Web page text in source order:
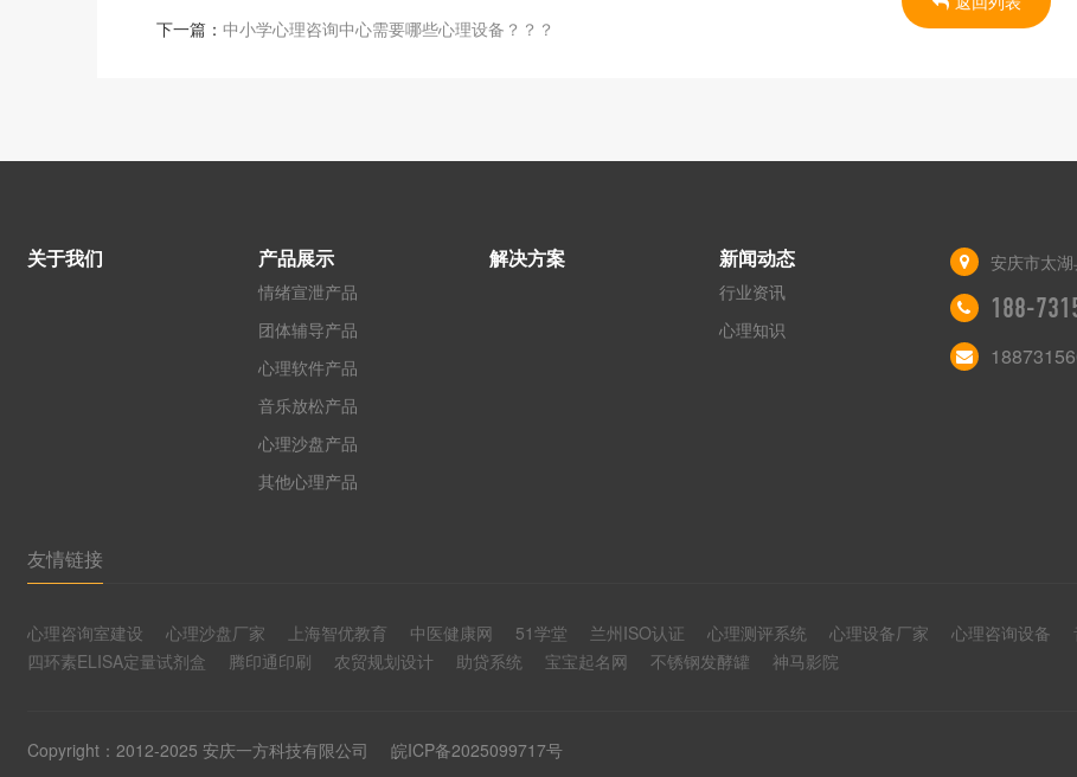
下一篇： 中小学心理咨询中心需要哪些心理设备？？？
关于我们 产品展示
情绪宣泄产品
团体辅导产品
心理软件产品
音乐放松产品
心理沙盘产品
其他心理产品
解决方案 新闻动态
行业资讯
心理知识
安庆市太
188-
友情链接
心理咨询室建设 心理沙盘厂家 上海智优教育 中医健康网 51学堂 兰州ISO认证 心理测评系统 心理设备厂家 心理咨询设备
四环素ELISA定量试剂盒
腾印通印刷 农贸规划设计 助贷系统 宝宝起名网 不锈钢发酵罐 神马影院
Copyright：2012-2025 安庆一方科技有限公司 皖ICP备2025099717号